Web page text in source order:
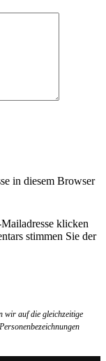
in diesem Browser
klicken
stimmen Sie der
wir auf die gleichzeitige